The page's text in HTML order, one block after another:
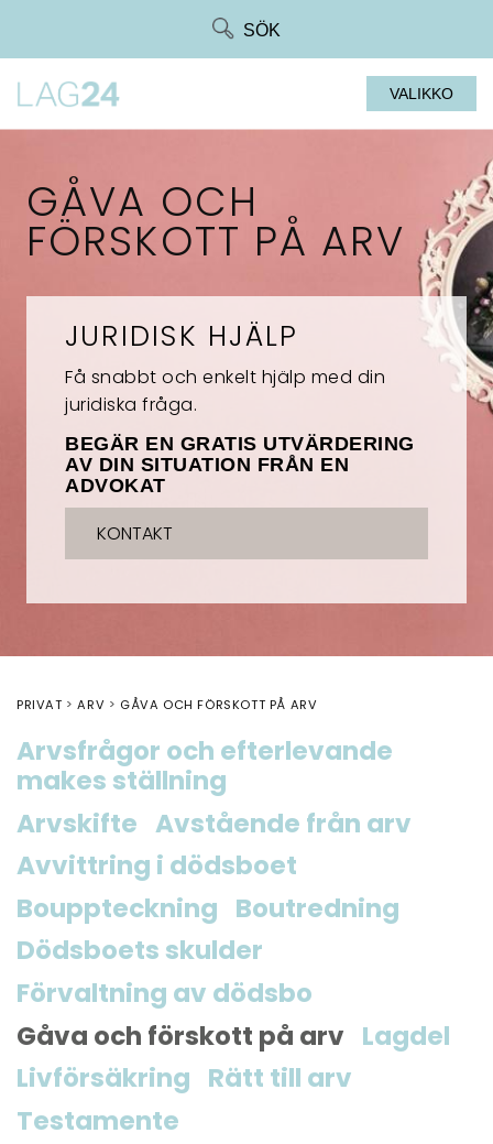
SÖK
VALIKKO
GÅVA OCH
FÖRSKOTT PÅ ARV
JURIDISK HJÄLP
Få snabbt och enkelt hjälp med din
juridiska fråga.
BEGÄR EN GRATIS UTVÄRDERING
AV DIN SITUATION FRÅN EN
ADVOKAT
KONTAKT
PRIVAT ARV GÅVA OCH FÖRSKOTT PÅ ARV
Arvsfrågor och efterlevande
makes ställning
Arvskifte Avstående från arv
Avvittring i dödsboet
Bouppteckning Boutredning
Dödsboets skulder
Förvaltning av dödsbo
Gåva och förskott på arv Lagdel
Livförsäkring Rätt till arv
Testamente